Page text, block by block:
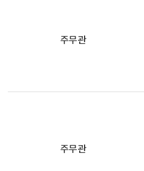
주무관
주무관